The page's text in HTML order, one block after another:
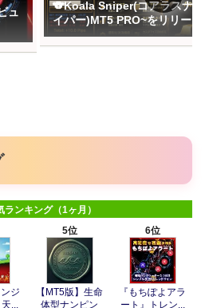
ュ
🐨Koala Sniper(コアラスナ
イパー)MT5 PRO~をリリース